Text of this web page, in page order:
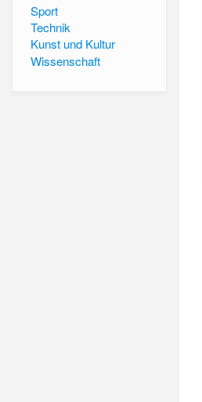
Sport
Technik
Kunst und Kultur
Wissenschaft